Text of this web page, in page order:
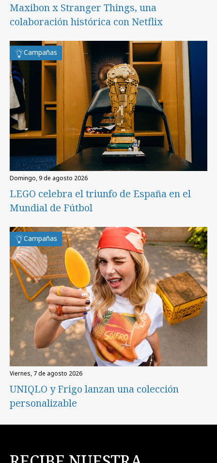
Maxibon x Stranger Things, una
colaboración histórica con Netflix
Campañas
domingo, 9 de agosto 2026
LEGO celebra el triunfo de España en el
Mundial de Fútbol
Campañas
viernes, 7 de agosto 2026
UNIQLO y Frigo lanzan una colección
personalizable